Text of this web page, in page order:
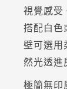
視覺感受
搭配白色
壁可選用
然光透進
極簡無印